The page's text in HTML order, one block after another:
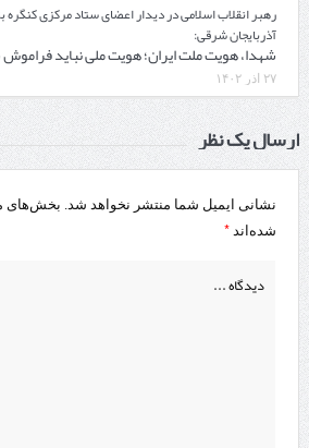
رهبر انقلاب اسلامی در دیدار اعضای ستاد مرکزی
آذربایجان شرقی:
شهدا، هویت ملت ایران؛ هویت ملی نباید
۲۷ آذر ۱۴۰۲
ارسال یک نظر
نشانی ایمیل شما منتشر نخواهد شد. بخش‌های
شده‌اند *